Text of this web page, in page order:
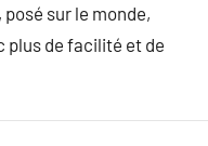
sur le monde,
plus de facilité et de